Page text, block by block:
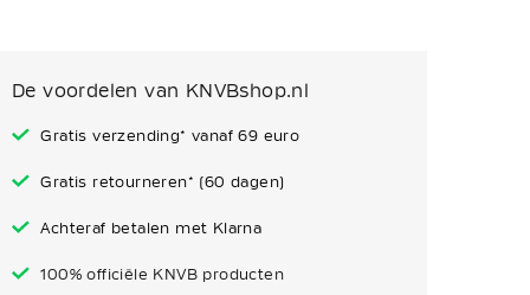
De voordelen van KNVBshop.nl
Gratis verzending* vanaf 69 euro
Gratis retourneren* (60 dagen)
Achteraf betalen met Klarna
100% officiële KNVB producten